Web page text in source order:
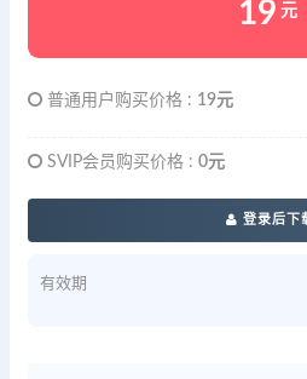
19 元
普通用户购买价格 : 19元
SVIP会员购买价格 : 0元
登录后下
有效期